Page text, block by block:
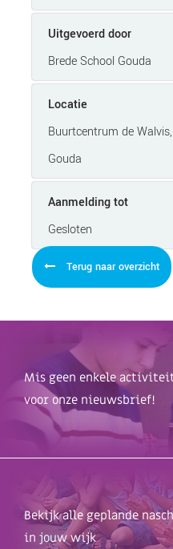
Uitgevoerd door
Brede School Gouda
Locatie
Buurtcentrum de
Gouda
Aanmelding tot
Gesloten
Terug naar overzicht
Mis geen enkele
voor onze nieuwsbrief!
Bekijk alle geplande
in jouw wijk